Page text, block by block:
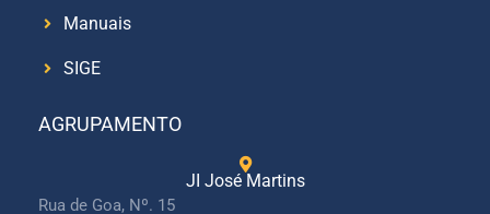
Manuais
SIGE
AGRUPAMENTO
JI José Martins
Rua de Goa, Nº. 15